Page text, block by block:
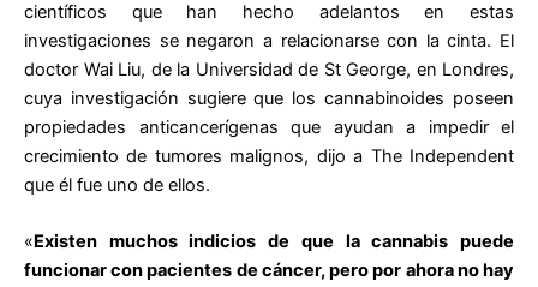
científicos que han hecho adelantos en estas
investigaciones se negaron a relacionarse con la cinta. El
doctor Wai Liu, de la Universidad de St George, en Londres,
cuya investigación sugiere que los cannabinoides poseen
propiedades anticancerígenas que ayudan a impedir el
crecimiento de tumores malignos, dijo a The Independent
que él fue uno de ellos.
«Existen muchos indicios de que la cannabis puede
funcionar con pacientes de cáncer, pero por ahora no hay